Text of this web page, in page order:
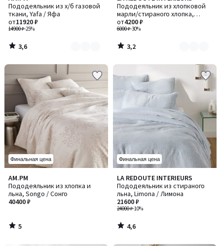
Пододеяльник из х/б газовой
ткани, Yafa / Яфа
14900 ₽-25%
от11920 ₽
/ 5
цветов:
10
3,6
/
Пододеяльник из хлопковой
марли/стираного хлопка,
KUMCO / КУМКО
6000 ₽-30%
от4200 ₽
/ 5
цветов:
6
3,2
/
Финальная цена
AM.PM
Пододеяльник из хлопка и
льна, Songo / Сонго
40400 ₽
5
/
5
5
/
Финальная цена
LA REDOUTE INTERIEURS
Пододеяльник из стираного
льна, Limona / Лимона
24000 ₽-10%
21600 ₽
4,6
/ 5
4,6
/